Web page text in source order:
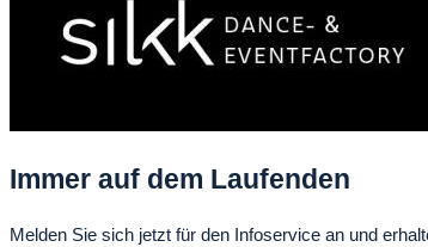
Immer auf dem Laufenden
Melden Sie sich jetzt für den Infoservice an und